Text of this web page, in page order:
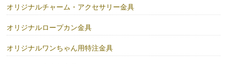
オリジナルチャーム・アクセサリー金具
オリジナルロープカン金具
オリジナルワンちゃん用特注金具